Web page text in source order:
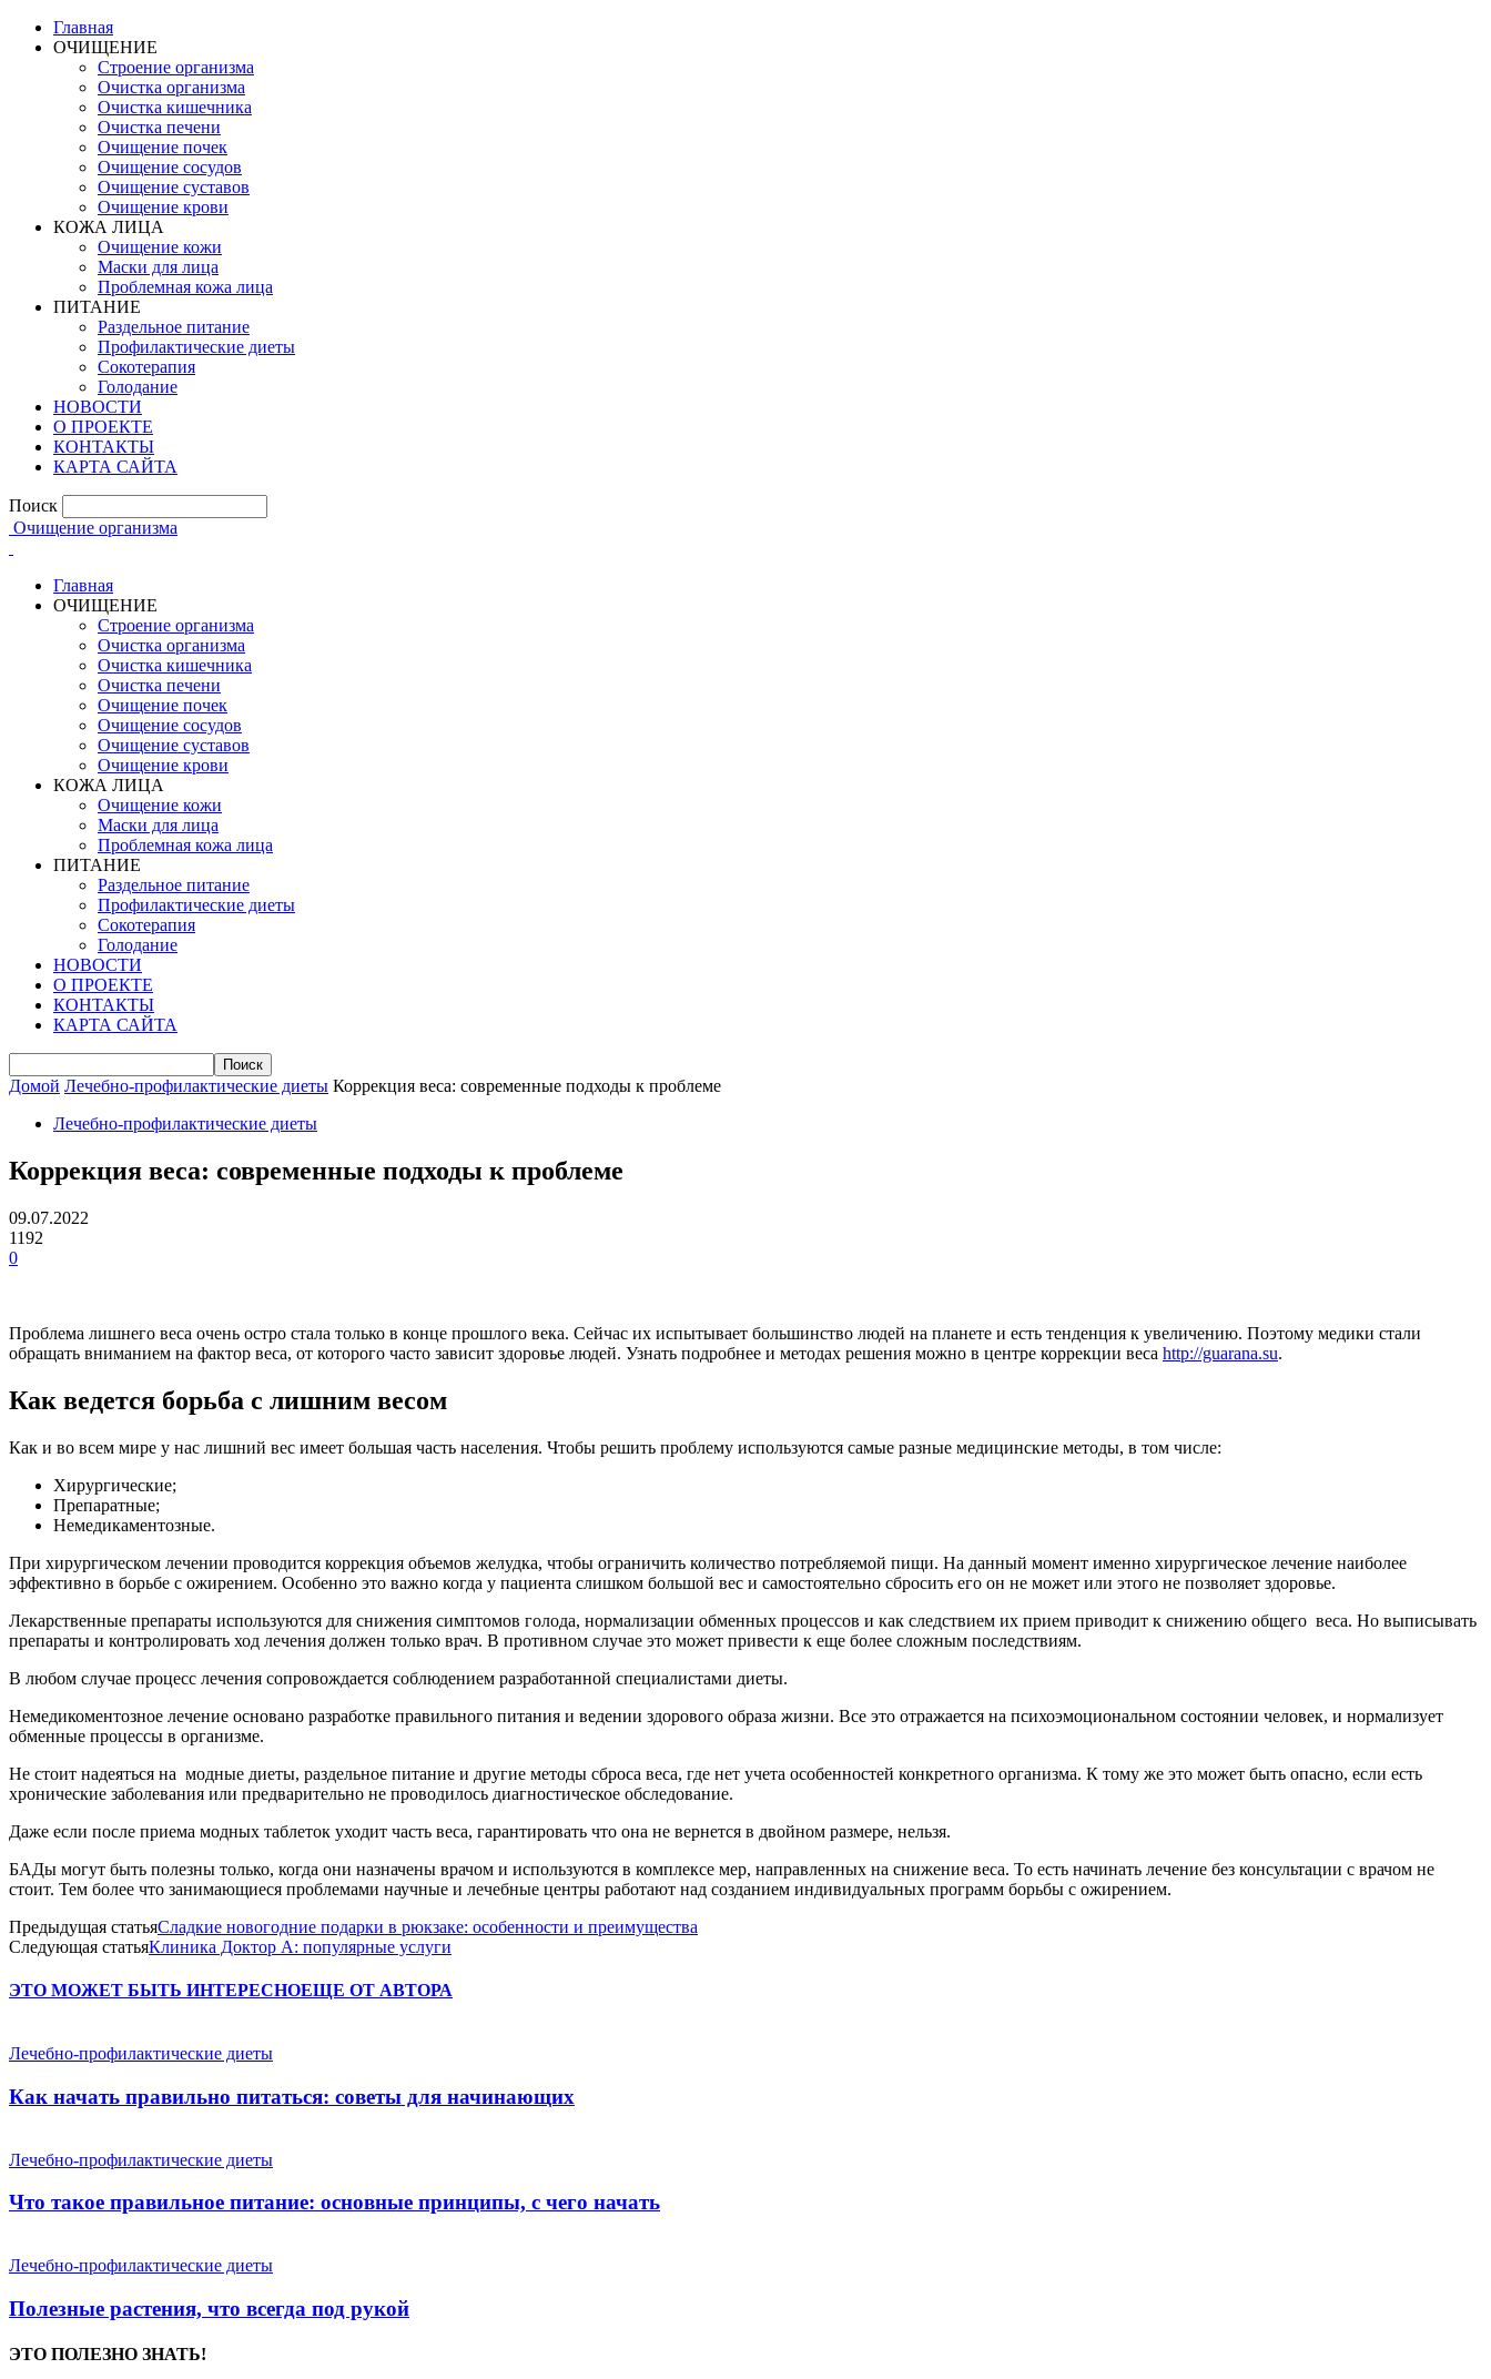
Главная
ОЧИЩЕНИЕ
Строение организма
Очистка организма
Очистка кишечника
Очистка печени
Очищение почек
Очищение сосудов
Очищение суставов
Очищение крови
КОЖА ЛИЦА
Очищение кожи
Маски для лица
Проблемная кожа лица
ПИТАНИЕ
Раздельное питание
Профилактические диеты
Сокотерапия
Голодание
НОВОСТИ
О ПРОЕКТЕ
КОНТАКТЫ
КАРТА САЙТА
Поиск
Очищение организма
Главная
ОЧИЩЕНИЕ
Строение организма
Очистка организма
Очистка кишечника
Очистка печени
Очищение почек
Очищение сосудов
Очищение суставов
Очищение крови
КОЖА ЛИЦА
Очищение кожи
Маски для лица
Проблемная кожа лица
ПИТАНИЕ
Раздельное питание
Профилактические диеты
Сокотерапия
Голодание
НОВОСТИ
О ПРОЕКТЕ
КОНТАКТЫ
КАРТА САЙТА
Домой Лечебно-профилактические диеты Коррекция веса: современные подходы к проблеме
Лечебно-профилактические диеты
Коррекция веса: современные подходы к проблеме
09.07.2022
1192
0
Проблема лишнего веса очень остро стала только в конце прошлого века. Сейчас их испытывает большинство людей на планете и есть тенденция к увеличению. Поэтому медики стали
обращать вниманием на фактор веса, от которого часто зависит здоровье людей. Узнать подробнее и методах решения можно в центре коррекции веса http://guarana.su.
Как ведется борьба с лишним весом
Как и во всем мире у нас лишний вес имеет большая часть населения. Чтобы решить проблему используются самые разные медицинские методы, в том числе:
Хирургические;
Препаратные;
Немедикаментозные.
При хирургическом лечении проводится коррекция объемов желудка, чтобы ограничить количество потребляемой пищи. На данный момент именно хирургическое лечение наиболее
эффективно в борьбе с ожирением. Особенно это важно когда у пациента слишком большой вес и самостоятельно сбросить его он не может или этого не позволяет здоровье.
Лекарственные препараты используются для снижения симптомов голода, нормализации обменных процессов и как следствием их прием приводит к снижению общего веса. Но выписывать
препараты и контролировать ход лечения должен только врач. В противном случае это может привести к еще более сложным последствиям.
В любом случае процесс лечения сопровождается соблюдением разработанной специалистами диеты.
Немедикоментозное лечение основано разработке правильного питания и ведении здорового образа жизни. Все это отражается на психоэмоциональном состоянии человек, и нормализует
обменные процессы в организме.
Не стоит надеяться на модные диеты, раздельное питание и другие методы сброса веса, где нет учета особенностей конкретного организма. К тому же это может быть опасно, если есть
хронические заболевания или предварительно не проводилось диагностическое обследование.
Даже если после приема модных таблеток уходит часть веса, гарантировать что она не вернется в двойном размере, нельзя.
БАДы могут быть полезны только, когда они назначены врачом и используются в комплексе мер, направленных на снижение веса. То есть начинать лечение без консультации с врачом не
стоит. Тем более что занимающиеся проблемами научные и лечебные центры работают над созданием индивидуальных программ борьбы с ожирением.
Предыдущая статьяСладкие новогодние подарки в рюкзаке: особенности и преимущества
Следующая статьяКлиника Доктор А: популярные услуги
ЭТО МОЖЕТ БЫТЬ ИНТЕРЕСНОЕЩЕ ОТ АВТОРА
Лечебно-профилактические диеты
Как начать правильно питаться: советы для начинающих
Лечебно-профилактические диеты
Что такое правильное питание: основные принципы, с чего начать
Лечебно-профилактические диеты
Полезные растения, что всегда под рукой
ЭТО ПОЛЕЗНО ЗНАТЬ!